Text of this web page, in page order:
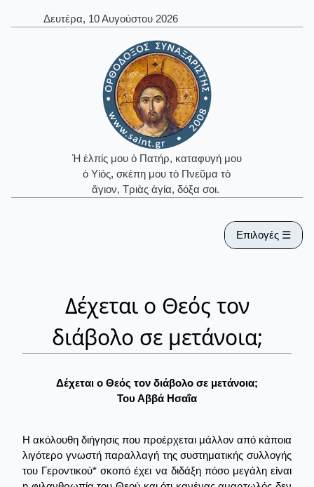
Δευτέρα, 10 Αυγούστου 2026
Ἡ ἐλπίς μου ὁ Πατήρ, καταφυγή μου
ὁ Υἱός, σκέπη μου τὸ Πνεῦμα τὸ
ἅγιον, Τριὰς ἁγία, δόξα σοι.
Επιλογές ☰
Δέχεται ο Θεός τον
διάβολο σε μετάνοια;
Δέχεται ο Θεός τον διάβολο σε μετάνοια;
Του Αββά Ησαΐα
Η ακόλουθη διήγησις που προέρχεται μάλλον από κάποια
λιγότερο γνωστή παραλλαγή της συστηματικής συλλογής
του Γεροντικού* σκοπό έχει να διδάξη πόσο μεγάλη είναι